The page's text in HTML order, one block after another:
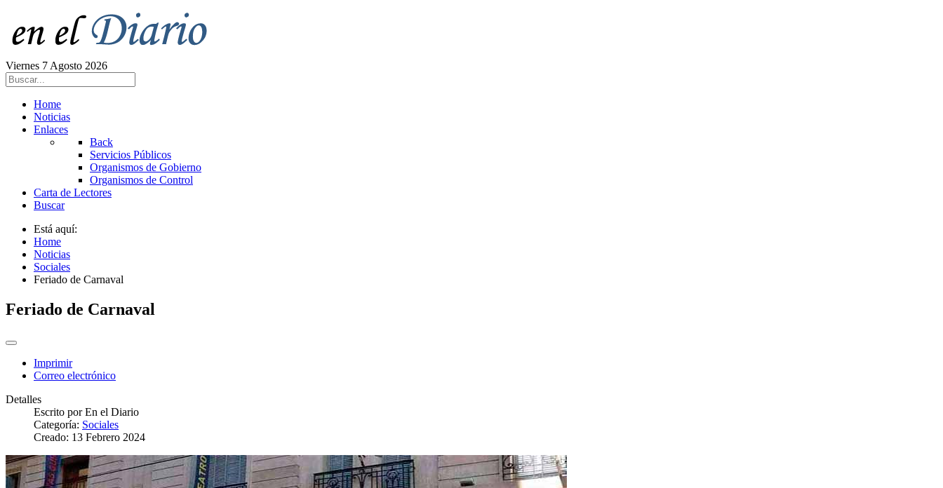
Viernes 7 Agosto 2026
Home
Noticias
Enlaces
Back
Servicios Públicos
Organismos de Gobierno
Organismos de Control
Carta de Lectores
Buscar
Está aquí:
Home
Noticias
Sociales
Feriado de Carnaval
Feriado de Carnaval
Imprimir
Correo electrónico
Detalles
Escrito porEn el Diario
Categoría: Sociales
Creado: 13 Febrero 2024